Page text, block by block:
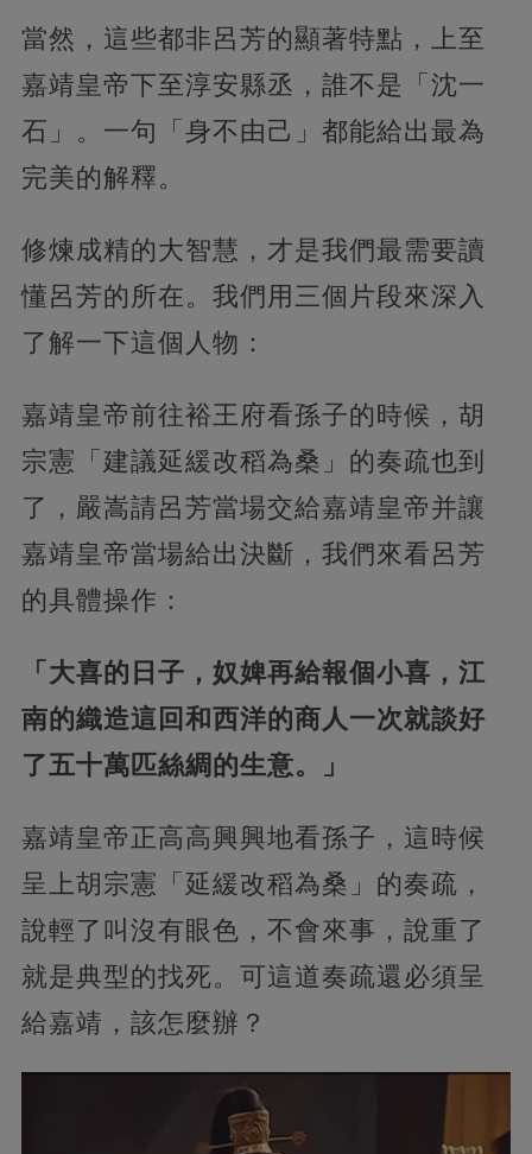
當然，這些都非呂芳的顯著特點，上至
嘉靖皇帝下至淳安縣丞，誰不是「沈一
石」。一句「身不由己」都能給出最為
完美的解釋。
修煉成精的大智慧，才是我們最需要讀
懂呂芳的所在。我們用三個片段來深入
了解一下這個人物：
嘉靖皇帝前往裕王府看孫子的時候，胡
宗憲「建議延緩改稻為桑」的奏疏也到
了，嚴嵩請呂芳當場交給嘉靖皇帝并讓
嘉靖皇帝當場給出決斷，我們來看呂芳
的具體操作：
「大喜的日子，奴婢再給報個小喜，江
南的織造這回和西洋的商人一次就談好
了五十萬匹絲綢的生意。」
嘉靖皇帝正高高興興地看孫子，這時候
呈上胡宗憲「延緩改稻為桑」的奏疏，
說輕了叫沒有眼色，不會來事，說重了
就是典型的找死。可這道奏疏還必須呈
給嘉靖，該怎麼辦？